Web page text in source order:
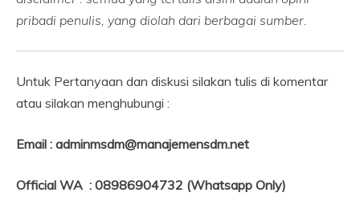
pribadi penulis, yang diolah dari berbagai sumber.
Untuk Pertanyaan dan diskusi silakan tulis di komentar
atau silakan menghubungi :
Email : adminmsdm@manajemensdm.net
Official WA : 08986904732 (Whatsapp Only)